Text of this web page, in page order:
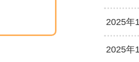
2025年
2025年